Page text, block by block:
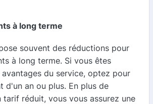
à long terme
souvent des réductions pour
à long terme. Si vous êtes
du service, optez pour
d'un an ou plus. En plus de
tarif réduit, vous vous assurez une